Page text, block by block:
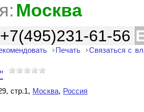
Москва
+7(495)231-61-56
Печать Связаться с
стр.1, Москва, Россия